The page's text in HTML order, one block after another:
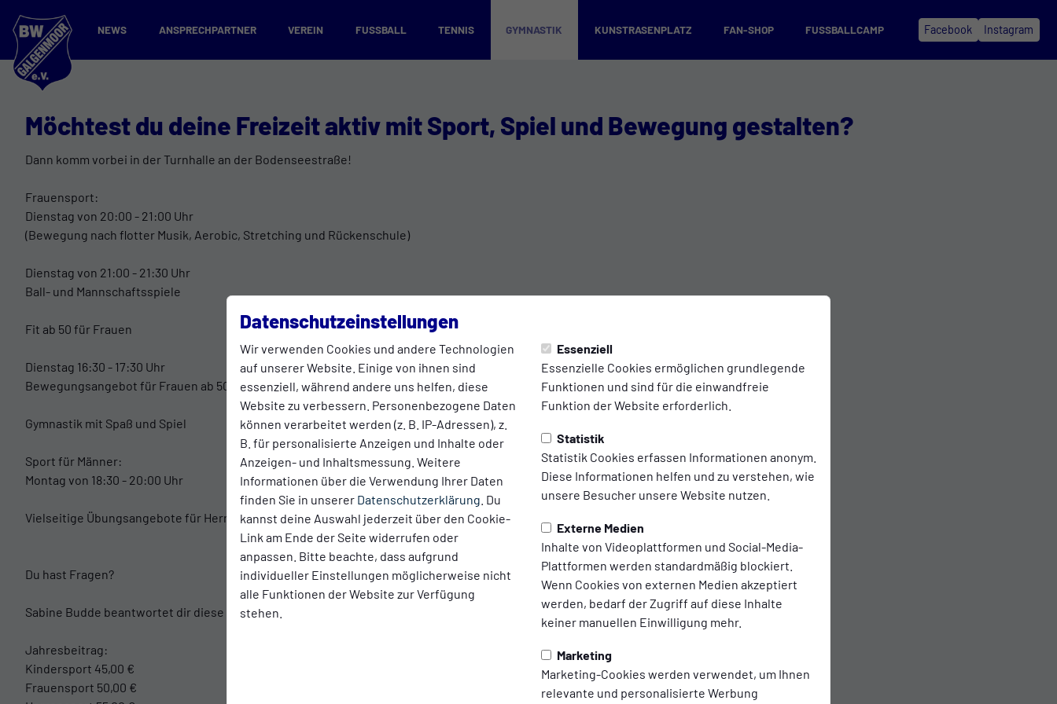
Datenschutzeinstellungen
Wir verwenden Cookies und andere Technologien
auf unserer Website. Einige von ihnen sind
essenziell, während andere uns helfen, diese
Website zu verbessern. Personenbezogene Daten
können verarbeitet werden (z. B. IP-Adressen), z.
B. für personalisierte Anzeigen und Inhalte oder
Anzeigen- und Inhaltsmessung. Weitere
Informationen über die Verwendung Ihrer Daten
finden Sie in unserer Datenschutzerklärung . Du
kannst deine Auswahl jederzeit über den Cookie-
Link am Ende der Seite widerrufen oder
anpassen. Bitte beachte, dass aufgrund
individueller Einstellungen möglicherweise nicht
alle Funktionen der Website zur Verfügung
stehen.
Essenziell
Essenzielle Cookies ermöglichen grundlegende
Funktionen und sind für die einwandfreie
Funktion der Website erforderlich.
Statistik
Statistik Cookies erfassen Informationen anonym.
Diese Informationen helfen und zu verstehen, wie
unsere Besucher unsere Website nutzen.
Externe Medien
Inhalte von Videoplattformen und Social-Media-
Plattformen werden standardmäßig blockiert.
Wenn Cookies von externen Medien akzeptiert
werden, bedarf der Zugriff auf diese Inhalte
keiner manuellen Einwilligung mehr.
Marketing
Marketing-Cookies werden verwendet, um Ihnen
relevante und personalisierte Werbung
NEWS ANSPRECHPARTNER VEREIN FUSSBALL TENNIS GYMNASTIK KUNSTRASENPLATZ FAN-SHOP FUSSBALLCAMP Facebook Instagram
Möchtest du deine Freizeit aktiv mit Sport, Spiel und Bewegung gestalten?
Dann komm vorbei in der Turnhalle an der Bodenseestraße!
Frauensport:
Dienstag von 20:00 - 21:00 Uhr
(Bewegung nach flotter Musik, Aerobic, Stretching und Rückenschule)
Dienstag von 21:00 - 21:30 Uhr
Ball- und Mannschaftsspiele
Fit ab 50 für Frauen
Dienstag 16:30 - 17:30 Uhr
Bewegungsangebot für Frauen ab 50 Jahre;
Gymnastik mit Spaß und Spiel
Sport für Männer:
Montag von 18:30 - 20:00 Uhr
Vielseitige Übungsangebote für Herren
Du hast Fragen?
Sabine Budde beantwortet dir diese gerne unter 04471-7658
Jahresbeitrag:
Kindersport 45,00 €
Frauensport 50,00 €